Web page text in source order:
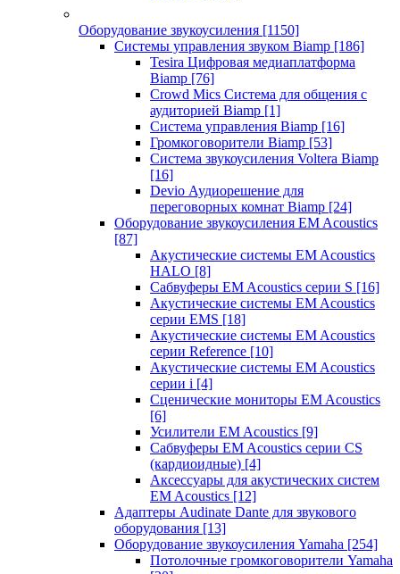
Оборудование звукоусиления [1150]
Системы управления звуком Biamp [186]
Tesira Цифровая медиаплатформа
Biamp [76]
Crowd Mics Система для общения с
аудиторией Biamp [1]
Система управления Biamp [16]
Громкоговорители Biamp [53]
Система звукоусиления Voltera Biamp
[16]
Devio Аудиорешение для
переговорных комнат Biamp [24]
Оборудование звукоусиления EM Acoustics
[87]
Акустические системы EM Acoustics
HALO [8]
Сабвуферы EM Acoustics серии S [16]
Акустические системы EM Acoustics
серии EMS [18]
Акустические системы EM Acoustics
серии Reference [10]
Акустические системы EM Acoustics
серии i [4]
Сценические мониторы EM Acoustics
[6]
Усилители EM Acoustics [9]
Сабвуферы EM Acoustics серии CS
(кардиоидные) [4]
Аксессуары для акустических систем
EM Acoustics [12]
Адаптеры Audinate Dante для звукового
оборудования [13]
Оборудование звукоусиления Yamaha [254]
Потолочные громкоговорители Yamaha